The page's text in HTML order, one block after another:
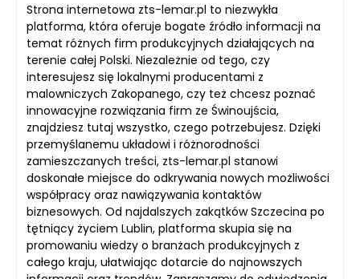
Strona internetowa zts-lemar.pl to niezwykła
platforma, która oferuje bogate źródło informacji na
temat różnych firm produkcyjnych działających na
terenie całej Polski. Niezależnie od tego, czy
interesujesz się lokalnymi producentami z
malowniczych Zakopanego, czy też chcesz poznać
innowacyjne rozwiązania firm ze Świnoujścia,
znajdziesz tutaj wszystko, czego potrzebujesz. Dzięki
przemyślanemu układowi i różnorodności
zamieszczanych treści, zts-lemar.pl stanowi
doskonałe miejsce do odkrywania nowych możliwości
współpracy oraz nawiązywania kontaktów
biznesowych. Od najdalszych zakątków Szczecina po
tętniący życiem Lublin, platforma skupia się na
promowaniu wiedzy o branżach produkcyjnych z
całego kraju, ułatwiając dotarcie do najnowszych